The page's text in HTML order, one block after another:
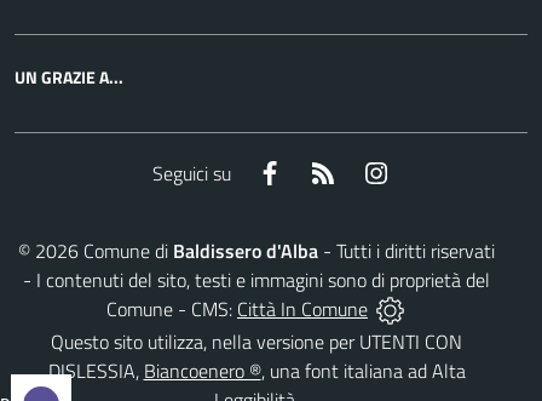
UN GRAZIE A...
Seguici su Facebook RSS
© 2026 Comune di Baldissero d'Alba - Tutti i diritti riservati
- I contenuti del sito, testi e immagini sono di proprietà del
Comune - CMS: Città In Comune
Questo sito utilizza, nella versione per UTENTI CON
DISLESSIA, Biancoenero ®, una font italiana ad Alta